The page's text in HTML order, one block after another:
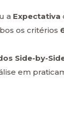
a Expectativa
os critérios
Side-by-
em